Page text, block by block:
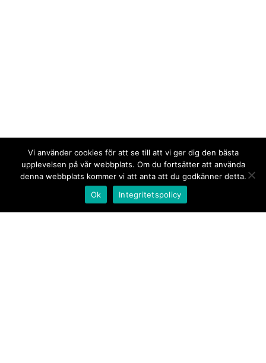
Vi använder cookies för att se till att vi ger dig den bästa
upplevelsen på vår webbplats. Om du fortsätter att använda
denna webbplats kommer vi att anta att du godkänner detta.
Ok
Integritetspolicy